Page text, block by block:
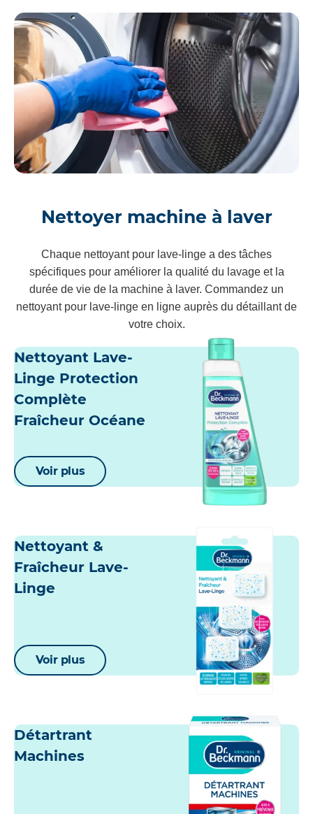
Nettoyer machine à laver
Chaque nettoyant pour lave-linge a des tâches
spécifiques pour améliorer la qualité du lavage et la
durée de vie de la machine à laver. Commandez un
nettoyant pour lave-linge en ligne auprès du détaillant de
votre choix.
Nettoyant Lave-
Linge Protection
Complète
Fraîcheur Océane
Voir plus
Nettoyant &
Fraîcheur Lave-
Linge
Voir plus
Détartrant
Machines